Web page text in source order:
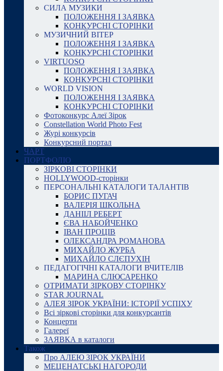
СИЛА МУЗИКИ
ПОЛОЖЕННЯ І ЗАЯВКА
КОНКУРСНІ СТОРІНКИ
МУЗИЧНИЙ ВІТЕР
ПОЛОЖЕННЯ І ЗАЯВКА
КОНКУРСНІ СТОРІНКИ
VIRTUOSO
ПОЛОЖЕННЯ І ЗАЯВКА
КОНКУРСНІ СТОРІНКИ
WORLD VISION
ПОЛОЖЕННЯ І ЗАЯВКА
КОНКУРСНІ СТОРІНКИ
Фотоконкурс Алеї Зірок
Constellation World Photo Fest
Журі конкурсів
Конкурсний портал
ЧАРТ
ПОРТФОЛІО
ЗІРКОВІ СТОРІНКИ
HOLLYWOOD-сторінки
ПЕРСОНАЛЬНІ КАТАЛОГИ ТАЛАНТІВ
БОРИС ПУГАЧ
ВАЛЕРІЯ ШКОЛЬНА
ДАНІІЛ РЕБЕРТ
ЄВА НАБОЙЧЕНКО
ІВАН ПРОЦІВ
ОЛЕКСАНДРА РОМАНОВА
МИХАЙЛО ЖУРБА
МИХАЙЛО СЛЄПУХІН
ПЕДАГОГІЧНІ КАТАЛОГИ ВЧИТЕЛІВ
МАРИНА СЛЮСАРЕНКО
ОТРИМАТИ ЗІРКОВУ СТОРІНКУ
STAR JOURNAL
АЛЕЯ ЗІРОК УКРАЇНИ: ІСТОРІЇ УСПІХУ
Всі зіркові сторінки для конкурсантів
Концерти
Галереї
ЗАЯВКА в каталоги
Також
Про АЛЕЮ ЗІРОК УКРАЇНИ
МЕЦЕНАТСЬКІ НАГОРОДИ